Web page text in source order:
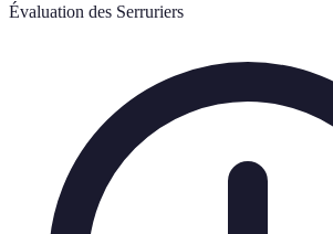
Évaluation des Serruriers